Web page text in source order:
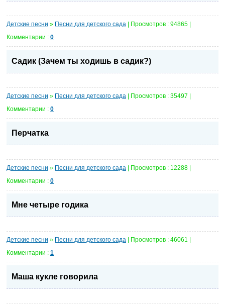
Детские песни » Песни для детского сада | Просмотров : 94865 |
Комментарии : 0
Садик (Зачем ты ходишь в садик?)
Детские песни » Песни для детского сада | Просмотров : 35497 |
Комментарии : 0
Перчатка
Детские песни » Песни для детского сада | Просмотров : 12288 |
Комментарии : 0
Мне четыре годика
Детские песни » Песни для детского сада | Просмотров : 46061 |
Комментарии : 1
Маша кукле говорила